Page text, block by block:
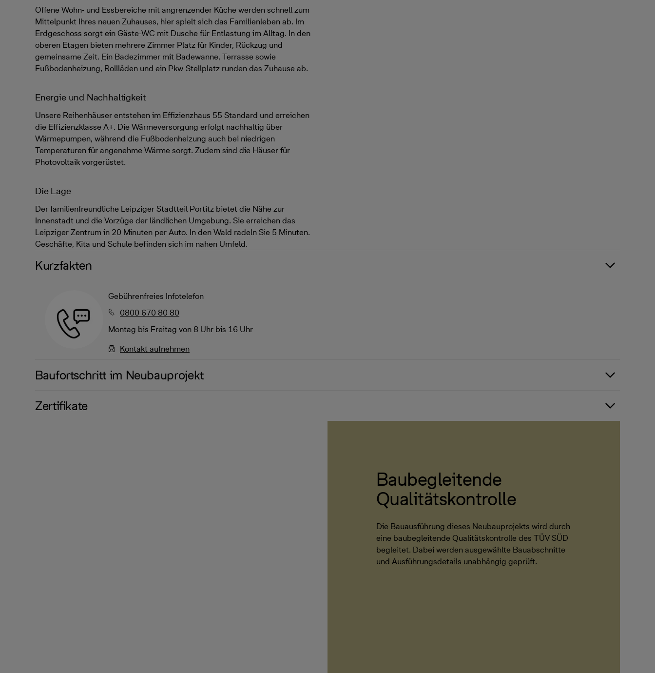
Offene Wohn- und Essbereiche mit angrenzender Küche werden schnell zum
Mittelpunkt Ihres neuen Zuhauses, hier spielt sich das Familienleben ab. Im
Erdgeschoss sorgt ein Gäste-WC mit Dusche für Entlastung im Alltag. In den
oberen Etagen bieten mehrere Zimmer Platz für Kinder, Rückzug und
gemeinsame Zeit. Ein Badezimmer mit Badewanne, Terrasse sowie
Fußbodenheizung, Rollläden und ein Pkw-Stellplatz runden das Zuhause ab.
Energie und Nachhaltigkeit
Unsere Reihenhäuser entstehen im Effizienzhaus 55 Standard und erreichen
die Effizienzklasse A+. Die Wärmeversorgung erfolgt nachhaltig über
Wärmepumpen, während die Fußbodenheizung auch bei niedrigen
Temperaturen für angenehme Wärme sorgt. Zudem sind die Häuser für
Photovoltaik vorgerüstet.
Die Lage
Der familienfreundliche Leipziger Stadtteil Portitz bietet die Nähe zur
Innenstadt und die Vorzüge der ländlichen Umgebung. Sie erreichen das
Leipziger Zentrum in 20 Minuten per Auto. In den Wald radeln Sie 5 Minuten.
Geschäfte, Kita und Schule befinden sich im nahen Umfeld.
Kurzfakten
Gebührenfreies Infotelefon
0800 670 80 80
Montag bis Freitag von 8 Uhr bis 16 Uhr
Kontakt aufnehmen
Baufortschritt im Neubauprojekt
Zertifikate
Baubegleitende
Qualitätskontrolle
Die Bauausführung dieses Neubauprojekts wird durch
eine baubegleitende Qualitätskontrolle des TÜV SÜD
begleitet. Dabei werden ausgewählte Bauabschnitte
und Ausführungsdetails unabhängig geprüft.